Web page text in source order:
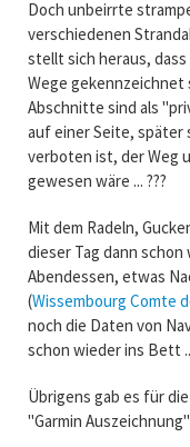
Doch unbeirrte
verschiedenen
stellt sich heraus, dass
Wege gekennzeichnet
Abschnitte sind als
auf einer Seite, später
verboten ist, der Weg
gewesen wäre ... ???
Mit dem Radeln,
dieser Tag dann
Abendessen, etwas
(Wissembourg Comte
noch die Daten von
schon wieder ins Bett
Übrigens gab es für
"Garmin